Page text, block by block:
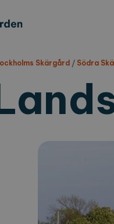
Skärgård / Södra